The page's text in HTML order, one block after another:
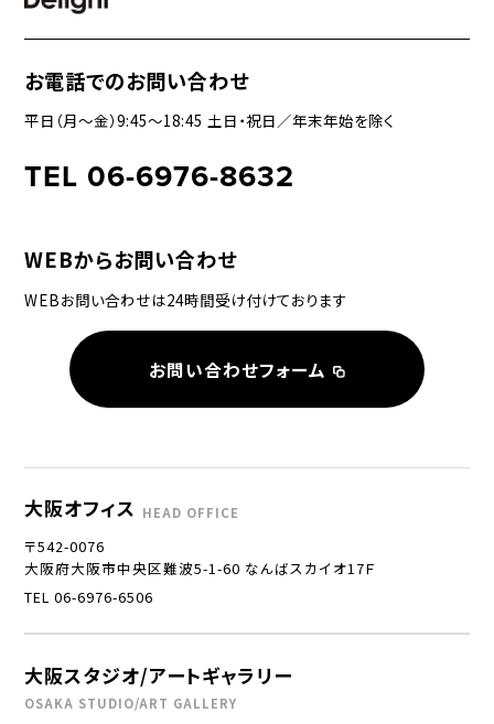
お電話でのお問い合わせ
平日（月〜金）9:45〜18:45 土日・祝日／年末年始を除く
TEL 06-6976-8632
WEBからお問い合わせ
WEBお問い合わせは24時間受け付けております
お問い合わせフォーム
大阪オフィス HEAD OFFICE
〒542-0076
大阪府大阪市中央区難波5-1-60 なんばスカイオ17Ｆ
TEL 06-6976-6506
大阪スタジオ/アートギャラリー
OSAKA STUDIO/ART GALLERY